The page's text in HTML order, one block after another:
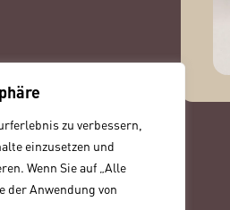
zu verbessern,
einzusetzen und
Wenn Sie auf „Alle
der Anwendung von